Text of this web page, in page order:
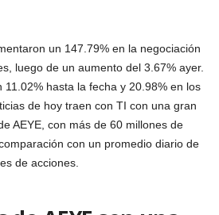
un 147.79% en la negociación
luego de un aumento del 3.67% ayer.
hasta la fecha y 20.98% en los
de hoy traen con TI con una gran
AEYE, con más de 60 millones de
con un promedio diario de
de acciones.